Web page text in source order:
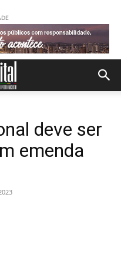
deve ser
emenda